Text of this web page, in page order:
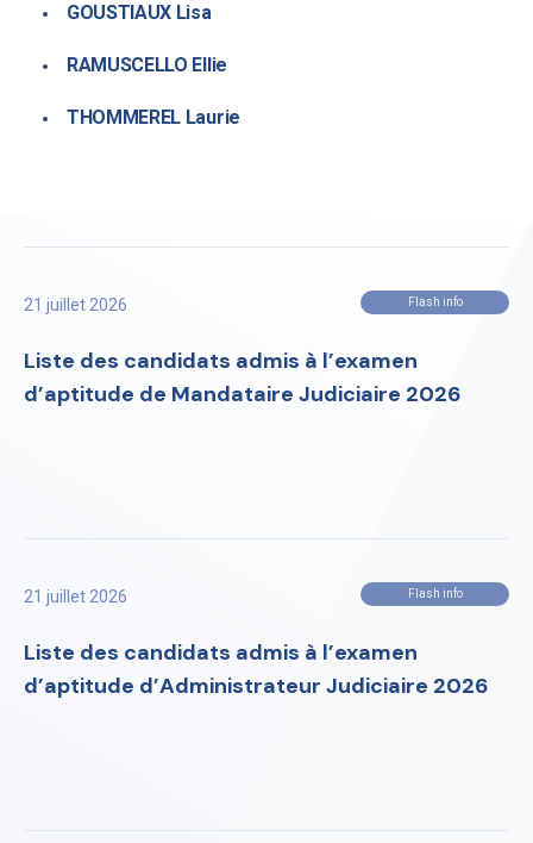
GOUSTIAUX Lisa
RAMUSCELLO Ellie
THOMMEREL Laurie
21 juillet 2026 Flash info
Liste des candidats admis à l’examen
d’aptitude de Mandataire Judiciaire 2026
21 juillet 2026 Flash info
Liste des candidats admis à l’examen
d’aptitude d’Administrateur Judiciaire 2026